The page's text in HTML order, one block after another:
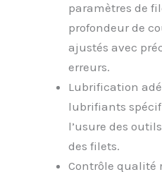
paramètres de
profondeur de
ajustés avec
erreurs.
Lubrification
lubrifiants
l’usure des
des filets.
Contrôle qualité